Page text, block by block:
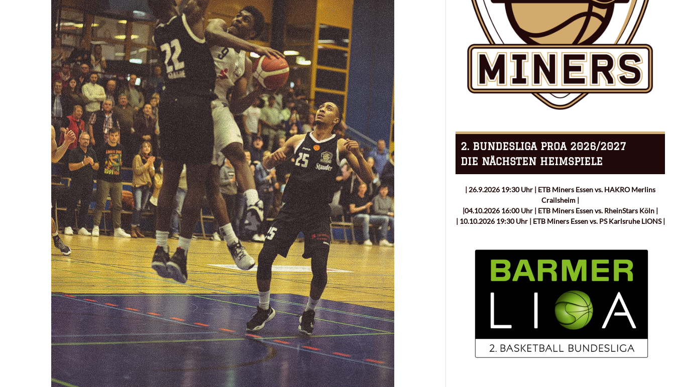
2. BUNDESLIGA PROA 2026/2027
DIE NÄCHSTEN HEIMSPIELE
| 26.9.2026 19:30 Uhr | ETB Miners Essen vs. HAKRO Merlins
Crailsheim |
|04.10.2026 16:00 Uhr | ETB Miners Essen vs. RheinStars Köln |
| 10.10.2026 19:30 Uhr | ETB Miners Essen vs. PS Karlsruhe LIONS |